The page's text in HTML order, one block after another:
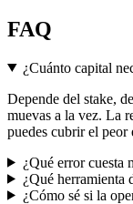
FAQ
¿Cuánto capital
Depende del stake,
muevas a la vez. La
puedes cubrir el peor
¿Qué error cuesta
¿Qué herramienta
¿Cómo sé si la